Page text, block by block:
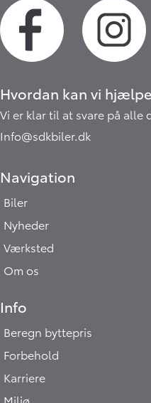
Hvordan kan vi
Vi er klar til at svare på alle
Info@sdkbiler.dk
Navigation
Biler
Nyheder
Værksted
Om os
Info
Beregn byttepris
Forbehold
Karriere